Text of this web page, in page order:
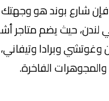
بوند هو وجهتك
حيث يضم متاجر أشهر
وبرادا وتيفاني، مما
الفاخرة.